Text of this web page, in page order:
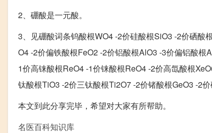
2、硼酸是一元酸。
3、见硼酸词条钨酸根WO4 -2价硅酸根SiO3 -2价硒酸
O4 -2价偏铁酸根FeO2 -2价铝酸根AlO3 -3价偏铝酸
1价高铼酸根ReO4 -1价铼酸根ReO4 -2价高氙酸根
钛酸根TiO3 -2价三钛酸根Ti2O7 -2价锗酸根GeO3 -2价
本文到此分享完毕，希望对大家有所帮助。
名医百科知识库